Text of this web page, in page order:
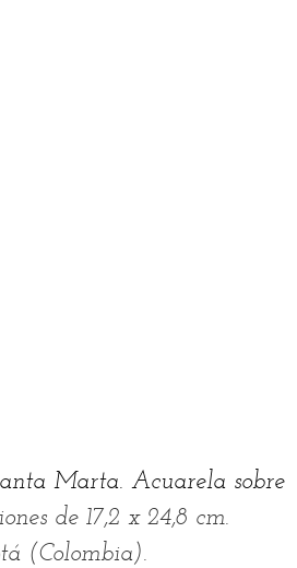
Marta. Acuarela sobre
de 17,2 x 24,8 cm.
(Colombia).